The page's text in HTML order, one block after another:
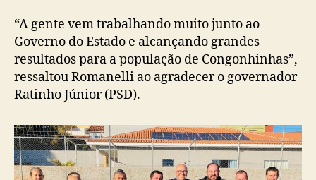
“A gente vem trabalhando muito junto ao
Governo do Estado e alcançando grandes
resultados para a população de Congonhinhas”,
ressaltou Romanelli ao agradecer o governador
Ratinho Júnior (PSD).